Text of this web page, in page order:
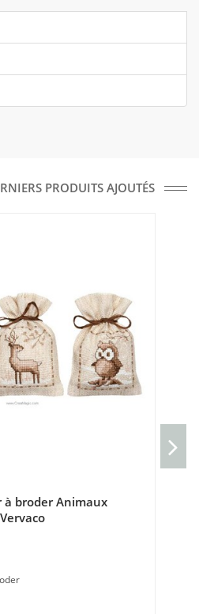
PRODUITS AJOUTÉS
à broder Animaux